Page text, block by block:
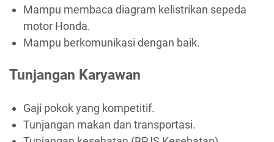
Mampu membaca diagram kelistrikan sepeda
motor Honda.
Mampu berkomunikasi dengan baik.
Tunjangan Karyawan
Gaji pokok yang kompetitif.
Tunjangan makan dan transportasi.